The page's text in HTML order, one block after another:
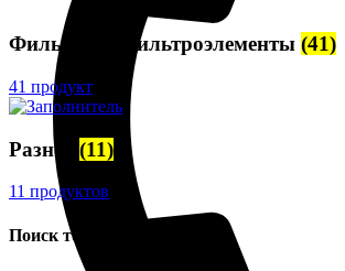
Фильтры и фильтроэлементы (41)
41 продукт
Разное (11)
11 продуктов
Поиск товаров